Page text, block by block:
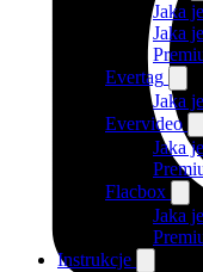
Jaka
Jaka
Evertag
Jaka
Evervideo
Jaka
Flacbox
Jaka
Instrukcje